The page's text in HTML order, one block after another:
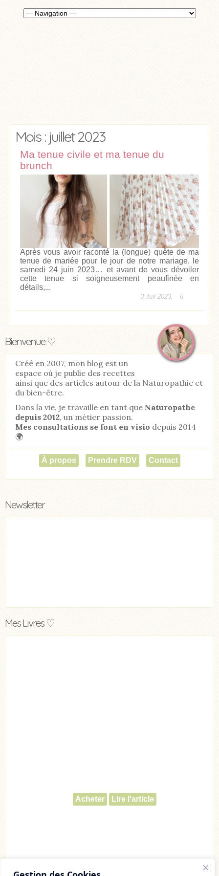
Mois : juillet 2023
Ma tenue civile et ma tenue du
brunch
Après vous avoir raconté la (longue) quête de ma
tenue de mariée pour le jour de notre mariage, le
samedi 24 juin 2023… et avant de vous dévoiler
cette tenue si soigneusement peaufinée en
détails,...
3 Juil 2023, 6
Bienvenue ♡
Créé en 2007, mon blog est un
espace où je publie des recettes
ainsi que des articles autour de la Naturopathie et
du bien-être.
Dans la vie, je travaille en tant que Naturopathe
depuis 2012, un métier passion.
Mes consultations se font en visio depuis 2014
🌍
À propos Prendre RDV Contact
Newsletter
Mes Livres ♡
Acheter Lire l'article